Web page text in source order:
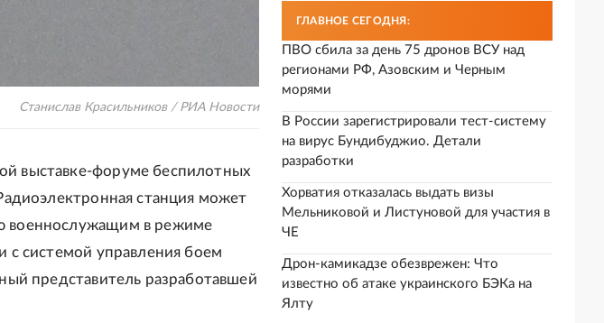
Станислав Красильников / РИА Новости
выставке-форуме беспилотных
станция может
военнослужащим в режиме
с системой управления боем
представитель разработавшей
ГЛАВНОЕ СЕГОДНЯ:
ПВО сбила за день 75 дронов ВСУ над
регионами РФ, Азовским и Черным
морями
В России зарегистрировали тест-систему
на вирус Бундибуджио. Детали
разработки
Хорватия отказалась выдать визы
Мельниковой и Листуновой для участия в
ЧЕ
Дрон-камикадзе обезврежен: Что
известно об атаке украинского БЭКа на
Ялту